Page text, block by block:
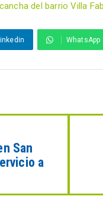
del barrio Villa
WhatsApp
San
a